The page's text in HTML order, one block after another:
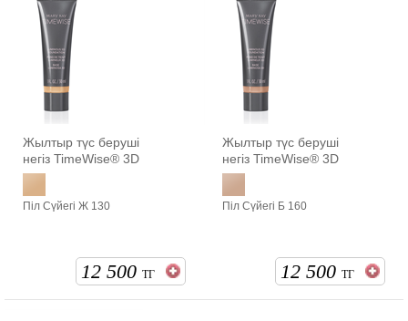
Жылтыр түс беруші
негіз TimeWise® 3D
Піл Сүйегі Ж 130
12 500 ТГ
Жылтыр түс беруші
негіз TimeWise® 3D
Піл Сүйегі Б 160
12 500 ТГ